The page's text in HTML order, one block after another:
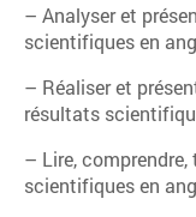
– Analyser et
scientifiques en
– Réaliser et
résultats
– Lire,
scientifiques en